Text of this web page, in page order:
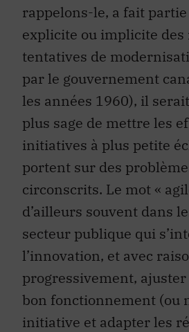
rappelons-le, a fait
explicite ou implicite des
tentatives de
par le gouvernement
les années 1960), il
plus sage de mettre les
initiatives à plus petite
portent sur des
circonscrits. Le mot «
d’ailleurs souvent dans
secteur publique qui
l’innovation, et avec
progressivement,
bon fonctionnement (ou
initiative et adapter les